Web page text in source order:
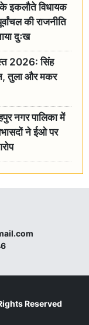
इकलौते विधायक
की राजनीति
दुःख
2026: सिंह
तुला और मकर
नगर पालिका में
ने ईओ पर
Reserved